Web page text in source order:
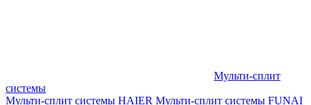
Мульти-сплит
системы
Мульти-сплит системы HAIER Мульти-сплит системы FUNAI